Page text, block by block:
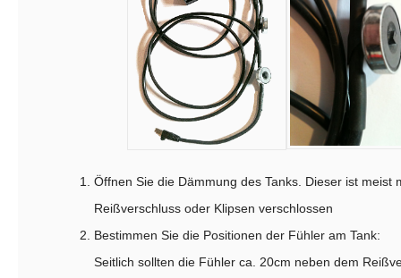
Öffnen Sie die Dämmung des Tanks. Dieser ist meist
Reißverschluss oder Klipsen verschlossen
Bestimmen Sie die Positionen der Fühler am Tank:
Seitlich sollten die Fühler ca. 20cm neben dem